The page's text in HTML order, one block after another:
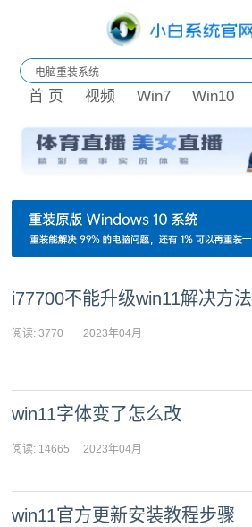
首 页 视频 Win7 Win10
i77700不能升级win11解决方法
阅读: 3770
2023年04月
win11字体变了怎么改
阅读: 14665
2023年04月
win11官方更新安装教程步骤